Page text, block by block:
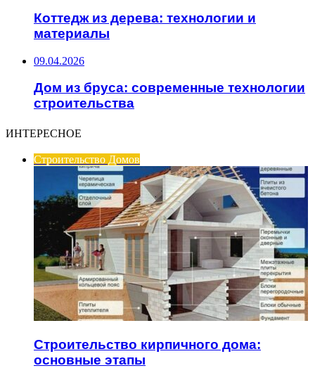
Коттедж из дерева: технологии и
материалы
09.04.2026
Дом из бруса: современные технологии
строительства
ИНТЕРЕСНОЕ
Строительство Домов
Строительство кирпичного дома:
основные этапы